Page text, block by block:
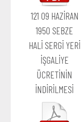
121 09 HAZİRAN
1950 SEBZE
HALİ SERGİ YERİ
İŞGALİYE
ÜCRETİNİN
İNDİRİLMESİ